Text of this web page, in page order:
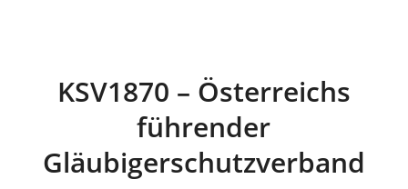
KSV1870 – Österreichs
führender
Gläubigerschutzverband